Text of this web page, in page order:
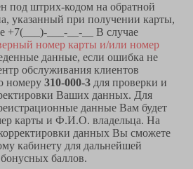
под штрих-кодом на обратной
указанный при получении карты,
+7(___)-___-__-__ В случае
номер карты и/или номер
данные, если ошибка не
обслуживания клиентов
номеру 310-000-3 для проверки и
Ваших данных. Для
данные Вам будет
карты и Ф.И.О. владельца. На
данных Вы сможете
кабинету для дальнейшей
баллов.